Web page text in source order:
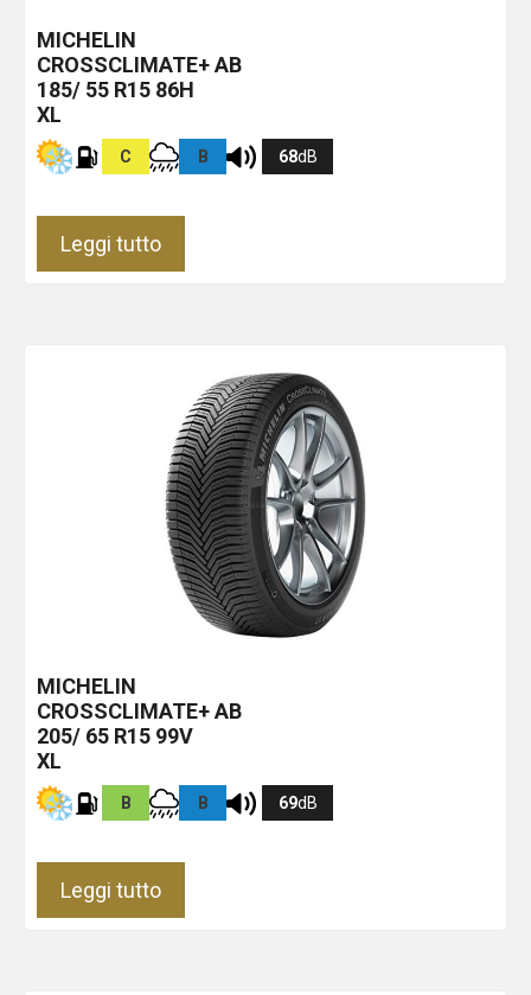
MICHELIN
CROSSCLIMATE+AB
185/ 55 R15 86H
XL
C B 68dB
Leggi tutto
MICHELIN
CROSSCLIMATE+AB
205/ 65 R15 99V
XL
B B 69dB
Leggi tutto